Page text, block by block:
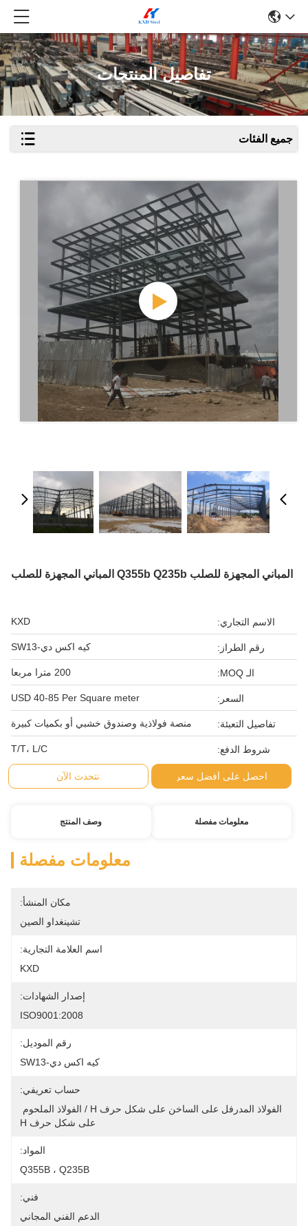
تفاصيل المنتجات
جميع الفئات
المباني المجهزة للصلب Q355b Q235b المباني المجهزة للصلب
الاسم التجاري: KXD
رقم الطراز: كيه اكس دي-SW13
الـ MOQ: 200 مترا مربعا
السعر: USD 40-85 Per Square meter
تفاصيل التعبئة: منصة فولاذية وصندوق خشبي أو بكميات كبيرة
شروط الدفع: T/T، L/C
احصل على أفضل سعر نتحدث الآن
معلومات مفصلة وصف المنتج
معلومات مفصلة
مكان المنشأ:
تشينغداو الصين
اسم العلامة التجارية:
KXD
إصدار الشهادات:
ISO9001:2008
رقم الموديل:
كيه اكس دي-SW13
حساب تعريفي:
على شكل حرف H
المواد:
Q355B ، Q235B
فني:
الدعم الفني المجاني